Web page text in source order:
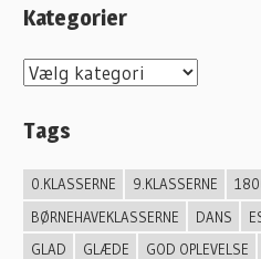
Kategorier
K
t
e
g
o
Tags
0.KLASSERNE 9.KLASSERNE
BØRNEHAVEKLASSERNE
DANS
GLAD
GLÆDE GOD OPLEVELSE